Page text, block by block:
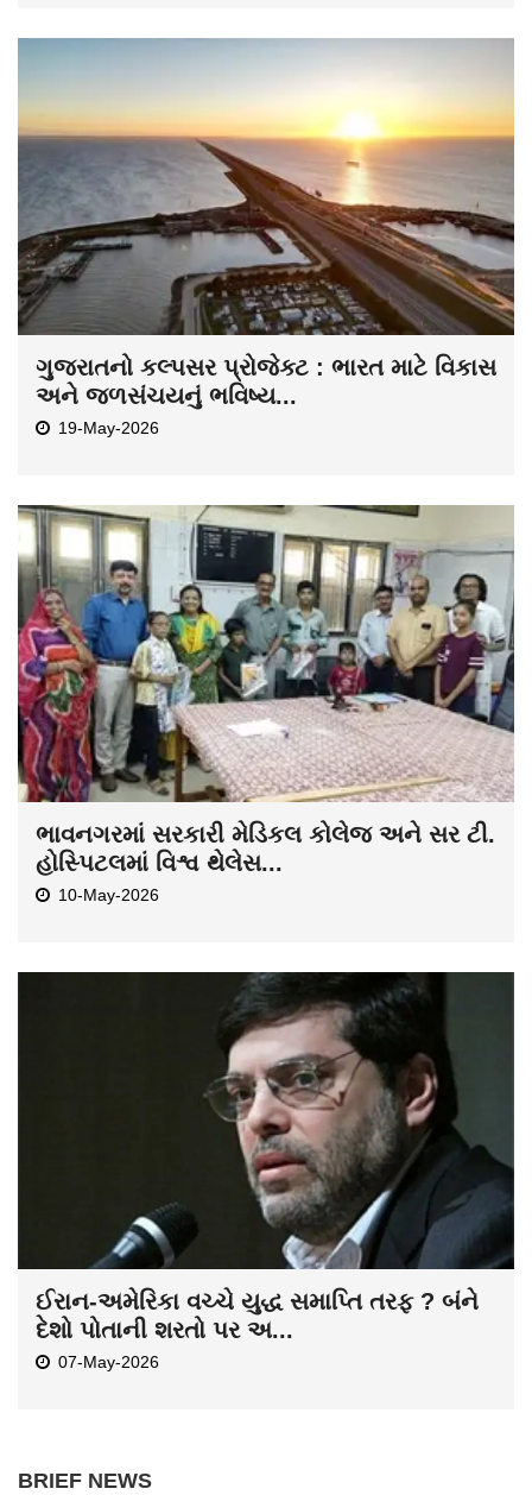
ગુજરાતનો કલ્પસર પ્રોજેક્ટ : ભારત માટે વિકાસ
અને જળસંચયનું ભવિષ્ય...
19-May-2026
ભાવનગરમાં સરકારી મેડિકલ કોલેજ અને સર ટી.
હોસ્પિટલમાં વિશ્વ થેલેસ...
10-May-2026
ઈરાન-અમેરિકા વચ્ચે યુદ્ધ સમાપ્તિ તરફ ? બંને
દેશો પોતાની શરતો પર અ...
07-May-2026
BRIEF NEWS